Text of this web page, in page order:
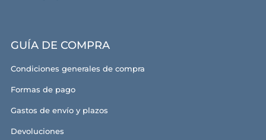
GUÍA DE COMPRA
Condiciones generales de compra
Formas de pago
Gastos de envío y plazos
Devoluciones